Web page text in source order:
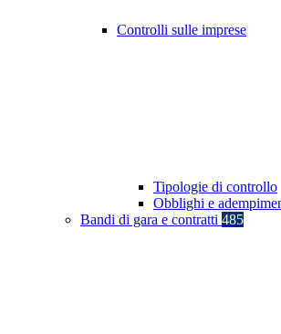
Controlli sulle imprese
Tipologie di controllo
Obblighi e
Bandi di gara e contratti 485